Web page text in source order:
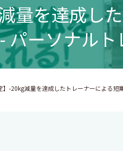
量を達成し
パーソナル
】-20kg減量を達成したトレーナーによる短